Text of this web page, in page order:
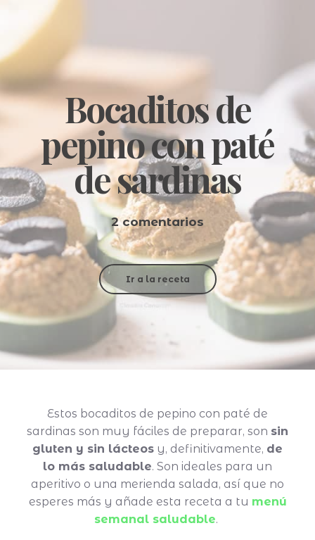
Bocaditos de
pepino con paté
de sardinas
2 comentarios
Ir a la receta
Estos bocaditos de pepino con paté de
sardinas son muy fáciles de preparar, son sin
gluten y sin lácteos y, definitivamente, de
lo más saludable. Son ideales para un
aperitivo o una merienda salada, así que no
esperes más y añade esta receta a tu menú
semanal saludable.